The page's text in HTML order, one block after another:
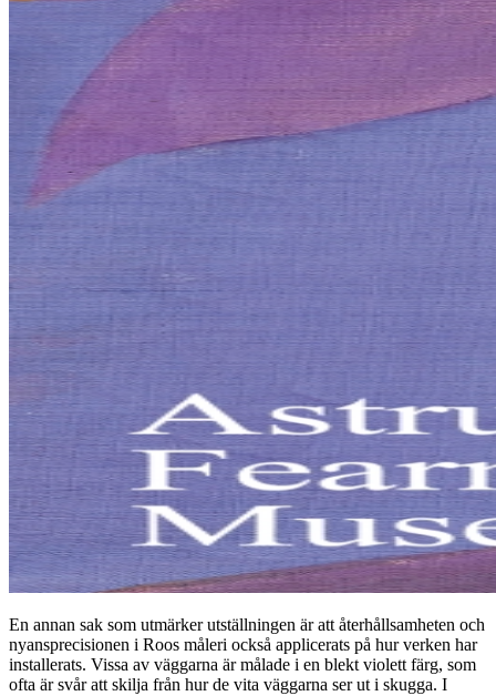
En annan sak som utmärker utställningen är att återhållsamheten och
nyansprecisionen i Roos måleri också applicerats på hur verken har
installerats. Vissa av väggarna är målade i en blekt violett färg, som
ofta är svår att skilja från hur de vita väggarna ser ut i skugga. I